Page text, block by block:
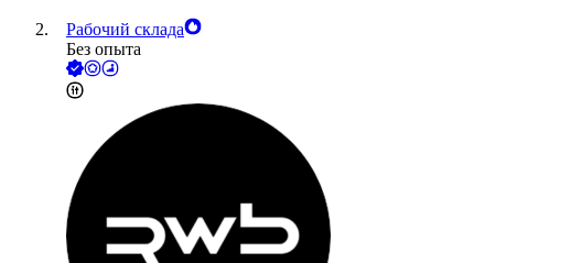
Рабочий склада
Без опыта